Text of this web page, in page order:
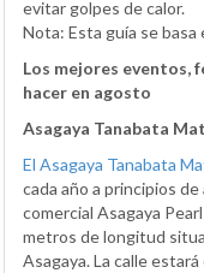
evitar golpes de calor.
Nota: Esta guía se
Los mejores eventos,
hacer en agosto
Asagaya Tanabata
El Asagaya Tanabata
cada año a principios
comercial Asagaya
metros de longitud
Asagaya. La calle